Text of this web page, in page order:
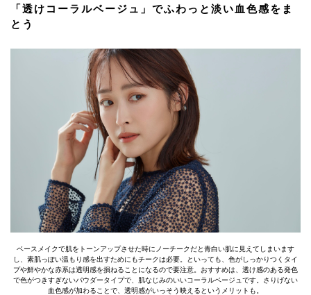
「透けコーラルベージュ」でふわっと淡い血色感をま
とう
ベースメイクで肌をトーンアップさせた時にノーチークだと青白い肌に見えてしまいます
し、素肌っぽい温もり感を出すためにもチークは必要。といっても、色がしっかりつくタイ
プや鮮やかな赤系は透明感を損ねることになるので要注意。おすすめは、透け感のある発色
で色がつきすぎないパウダータイプで、肌なじみのいいコーラルベージュです。さりげない
血色感が加わることで、透明感がいっそう映えるというメリットも。